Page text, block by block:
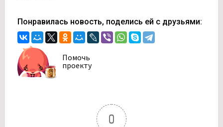
Понравилась новость, поделись ей с друзьями:
Помочь
проекту
0